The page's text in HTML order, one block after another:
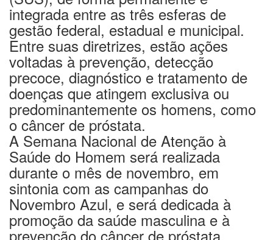
integrada entre as três esferas de
gestão federal, estadual e municipal.
Entre suas diretrizes, estão ações
voltadas à prevenção, detecção
precoce, diagnóstico e tratamento de
doenças que atingem exclusiva ou
predominantemente os homens, como
o câncer de próstata.
A Semana Nacional de Atenção à
Saúde do Homem será realizada
durante o mês de novembro, em
sintonia com as campanhas do
Novembro Azul, e será dedicada à
promoção da saúde masculina e à
prevenção do câncer de próstata.